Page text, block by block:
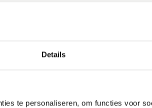
Details
te personaliseren, om functies voor
beheer. Een licentie is méér dan
polices en security-events.
beveiliging met onder meer IDS/IPS op